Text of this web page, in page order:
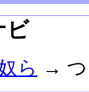
ビ
ら → つ